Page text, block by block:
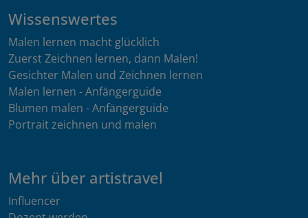
Wissenswertes
Malen lernen macht glücklich
Zuerst Zeichnen lernen, dann Malen!
Gesichter Malen und Zeichnen lernen
Malen lernen - Anfängerguide
Blumen malen - Anfängerguide
Portrait zeichnen und malen
Mehr über artistravel
Influencer